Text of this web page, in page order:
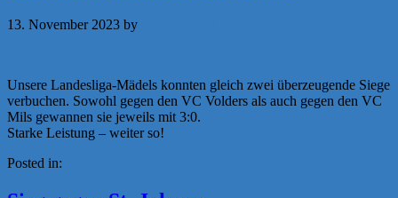
13. November 2023 by
Unsere Landesliga-Mädels konnten gleich zwei überzeugende Siege
verbuchen. Sowohl gegen den VC Volders als auch gegen den VC
Mils gewannen sie jeweils mit 3:0.
Starke Leistung – weiter so!
Posted in: